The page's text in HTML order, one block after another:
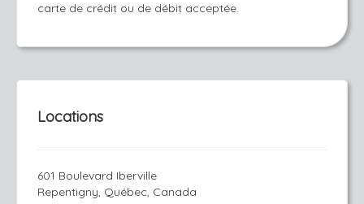
carte de crédit ou de débit acceptée.
Locations
601 Boulevard Iberville
Repentigny, Québec, Canada